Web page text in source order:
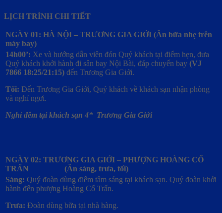
LỊCH TRÌNH CHI TIẾT
NGÀY 01: HÀ NỘI – TRƯƠNG GIA GIỚI (Ăn bữa nhẹ trên
máy bay)
14h00’: Xe và hướng dẫn viên đón Quý khách tại điểm hẹn, đưa
Quý khách khởi hành đi sân bay Nội Bài, đáp chuyến bay (VJ
7866 18:25/21:15) đến Trương Gia Giới.
Tối: Đến Trương Gia Giới, Quý khách về khách sạn nhận phòng
và nghỉ ngơi.
Nghỉ đêm tại khách sạn 4* Trương Gia Giới
NGÀY 02: TRƯƠNG GIA GIỚI – PHƯỢNG HOÀNG CỔ
TRẤN (Ăn sáng, trưa, tối)
Sáng: Quý đoàn dùng điểm tâm sáng tại khách sạn. Quý đoàn khởi
hành đến phượng Hoàng Cổ Trấn.
Trưa: Đoàn dùng bữa tại nhà hàng.